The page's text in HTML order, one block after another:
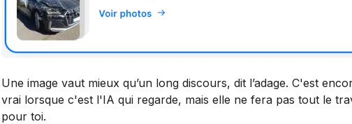
Une image vaut mieux qu’un long discours, dit l’adage. C'est
vrai lorsque c'est l'IA qui regarde, mais elle ne fera pas tout le
pour toi.